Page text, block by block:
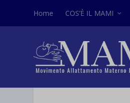
Home COS’È IL MAMI